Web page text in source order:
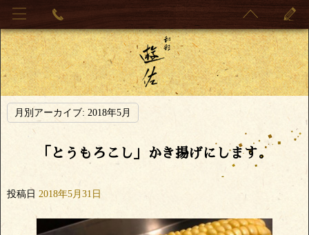
月別アーカイブ: 2018年5月
「とうもろこし」かき揚げにします。
投稿日 2018年5月31日